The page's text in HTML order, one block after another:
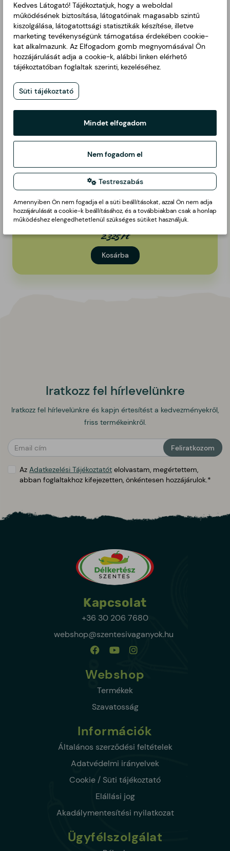
Krémleves alapjaként friss fűszerekkel és
tejszínnel 🍵🌿
Panírozva, ropogós cukkinikarikaként 🥒✨
Friss salátákba nyersen, vékony szeletekre
vágva 🥗
Cukkinifasírt vagy tócsni készítéséhez 🧄🥄
Kapcsolódó termékek
Datolyaparadicsom
1kg
2.325 Ft
Kosárba
Iratkozz fel hírlevelünkre
Iratkozz fel hírlevelünkre és kapjn értesítést a kedvezményekről,
friss termékeinkről.
public.form.general_warning
Az Adatkezelési Tájékoztatót elolvastam, megértettem,
abban foglaltakhoz kifejezetten, önkéntesen hozzájárulok.*
Feliratkozom
Kapcsolat
+36 30 206 7680
webshop@szentesivaganyok.hu
Webshop
Termékek
Szavatosság
Információk
Általános szerződési feltételek
Adatvédelmi irányelvek
Cookie / Süti tájékoztató
Elállási jog
Akadálymentesítési nyilatkozat
Ügyfélszolgálat
Kedves Látogató! Tájékoztatjuk, hogy a weboldal
működésének biztosítása, látogatóinak magasabb szintű
kiszolgálása, látogatottsági statisztikák készítése, illetve
marketing tevékenységünk támogatása érdekében cookie-
kat alkalmazunk. Az Elfogadom gomb megnyomásával Ön
hozzájárulását adja a cookie-k, alábbi linken elérhető
tájékoztatóban foglaltak szerinti, kezeléséhez.
Süti tájékoztató
Mindet elfogadom
Nem fogadom el
Testreszabás
Amennyiben Ön nem fogadja el a süti beállításokat, azzal Ön nem adja
hozzájárulását a cookie-k beállításához, és a továbbiakban csak a honlap
működéshez elengedhetetlenül szükséges sütiket használjuk.